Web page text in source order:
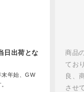
日出荷とな
末年始、GW
商品
てお
良、
させ